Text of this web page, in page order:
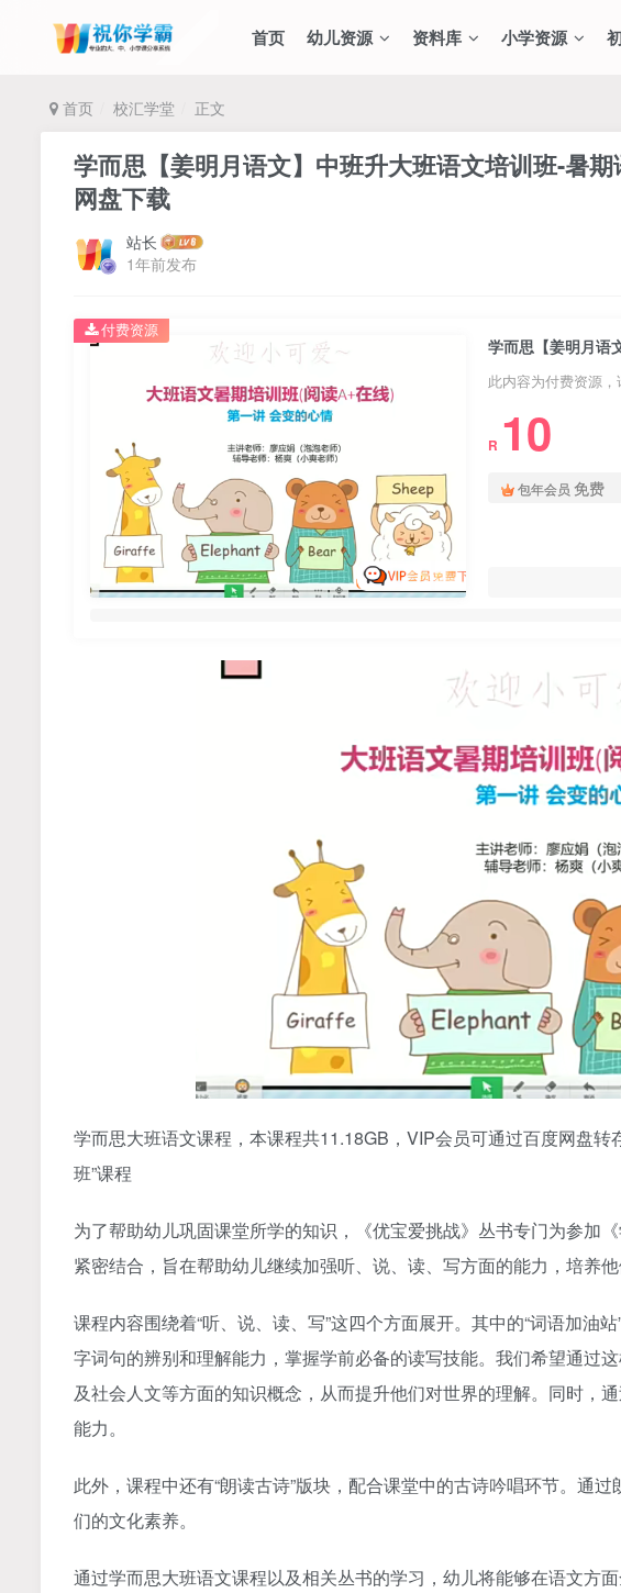
首页 幼儿资源 资料库 小学资源
首页 校汇学堂 正文
学而思【姜明月语文】中班升大班语文培训班-暑
网盘下载
站长
1年前发布
此内容为付费资源
R 10
包年会员 免费
付费资源
学而思大班语文课程，本课程共11.18GB，VIP会员可通过百度网盘
班”课程
为了帮助幼儿巩固课堂所学的知识，《优宝爱挑战》丛书专门为参加
紧密结合，旨在帮助幼儿继续加强听、说、读、写方面的能力，培养
课程内容围绕着“听、说、读、写”这四个方面展开。其中的“词语加油
字词句的辨别和理解能力，掌握学前必备的读写技能。我们希望通过
及社会人文等方面的知识概念，从而提升他们对世界的理解。同时，
能力。
此外，课程中还有“朗读古诗”版块，配合课堂中的古诗吟唱环节。通
们的文化素养。
通过学而思大班语文课程以及相关丛书的学习，幼儿将能够在语文方